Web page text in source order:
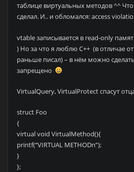
таблице виртуальных методов ^^
сделал. И.. и обломался: access
vtable записывается в read-only
) Но за что я люблю С++ (в отличае
раньше писал) – в нём можно
запрещено
VirtualQuery, VirtualProtect спасут
struct Foo
{
virtual void VirtualMethod(){
printf(“VIRTUAL METHODn”);
}
};